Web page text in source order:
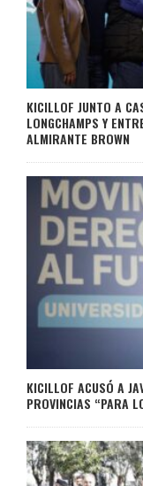
KICILLOF JUNTO A
LONGCHAMPS Y
ALMIRANTE BROWN
KICILLOF ACUSÓ A
PROVINCIAS “PARA